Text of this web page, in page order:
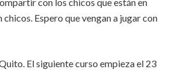
Espero que vengan a jugar con
El siguiente curso empieza el 23